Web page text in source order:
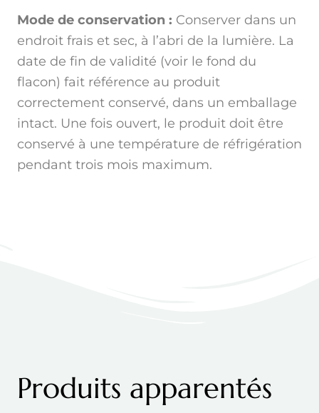
Mode de conservation : Conserver dans un
endroit frais et sec, à l’abri de la lumière. La
date de fin de validité (voir le fond du
flacon) fait référence au produit
correctement conservé, dans un emballage
intact. Une fois ouvert, le produit doit être
conservé à une température de réfrigération
pendant trois mois maximum.
Produits apparentés